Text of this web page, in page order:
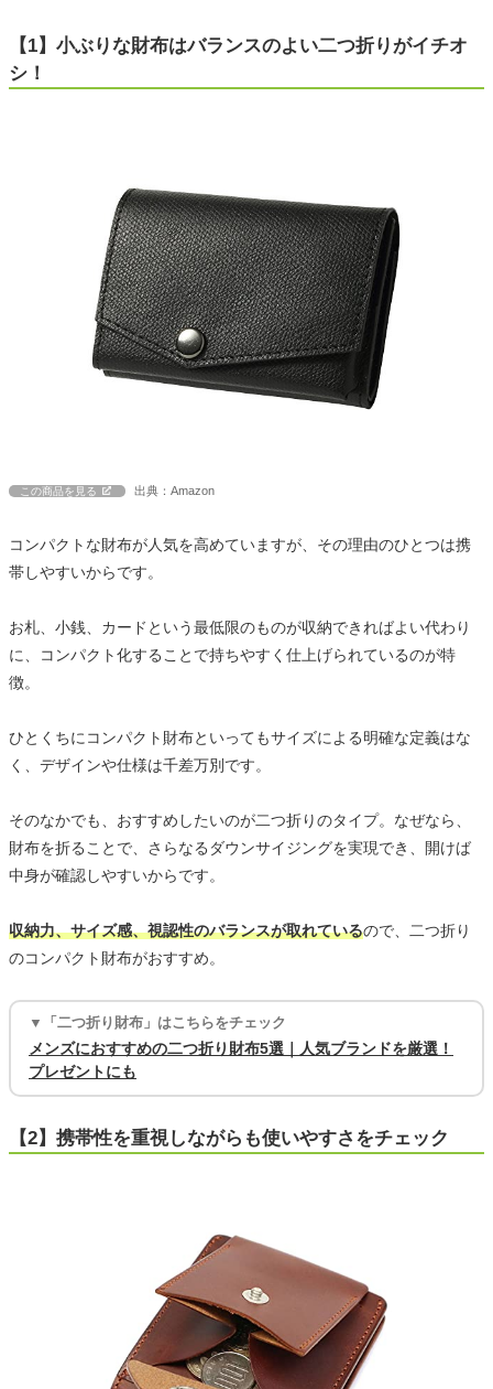
【1】小ぶりな財布はバランスのよい二つ折りがイチオ
シ！
この商品を見る 出典：Amazon
コンパクトな財布が人気を高めていますが、その理由のひとつは携
帯しやすいからです。
お札、小銭、カードという最低限のものが収納できればよい代わり
に、コンパクト化することで持ちやすく仕上げられているのが特
徴。
ひとくちにコンパクト財布といってもサイズによる明確な定義はな
く、デザインや仕様は千差万別です。
そのなかでも、おすすめしたいのが二つ折りのタイプ。なぜなら、
財布を折ることで、さらなるダウンサイジングを実現でき、開けば
中身が確認しやすいからです。
収納力、サイズ感、視認性のバランスが取れているので、二つ折り
のコンパクト財布がおすすめ。
▼「二つ折り財布」はこちらをチェック
メンズにおすすめの二つ折り財布5選｜人気ブランドを厳選！
プレゼントにも
【2】携帯性を重視しながらも使いやすさをチェック